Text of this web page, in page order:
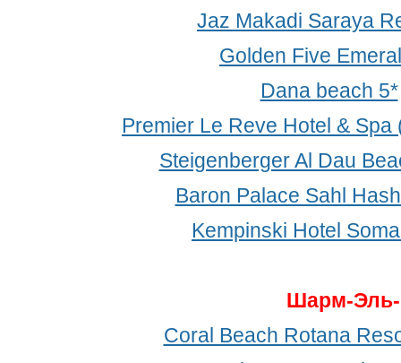
Jaz Makadi Saraya
Golden Five
Dana beach 5*
Premier Le Reve Hotel & Spa
Steigenberger Al Dau
Baron Palace Sahl
Kempinski Hotel
Шарм-
Coral Beach Rotana